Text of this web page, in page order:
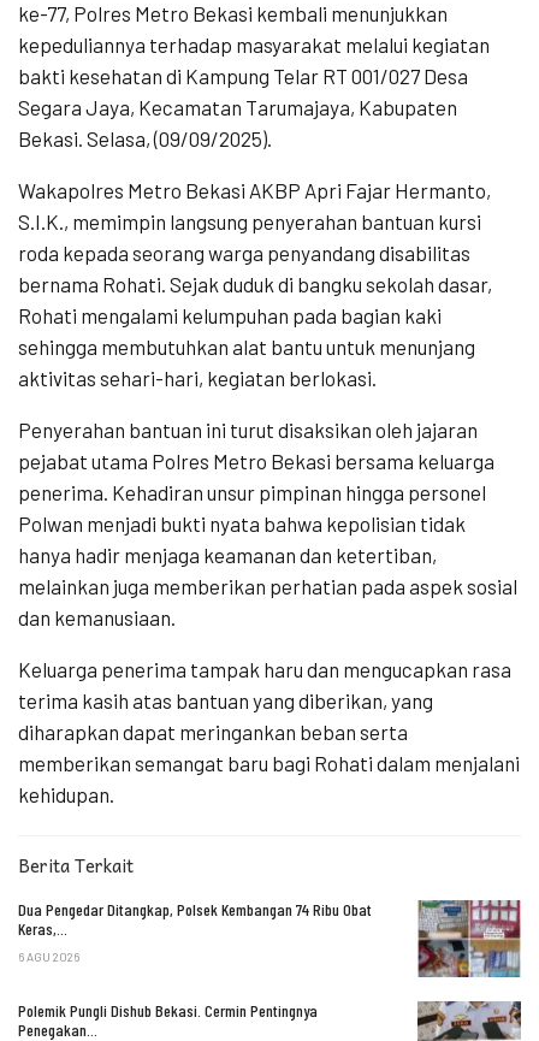
ke-77, Polres Metro Bekasi kembali menunjukkan
kepeduliannya terhadap masyarakat melalui kegiatan
bakti kesehatan di Kampung Telar RT 001/027 Desa
Segara Jaya, Kecamatan Tarumajaya, Kabupaten
Bekasi. Selasa, (09/09/2025).
Wakapolres Metro Bekasi AKBP Apri Fajar Hermanto,
S.I.K., memimpin langsung penyerahan bantuan kursi
roda kepada seorang warga penyandang disabilitas
bernama Rohati. Sejak duduk di bangku sekolah dasar,
Rohati mengalami kelumpuhan pada bagian kaki
sehingga membutuhkan alat bantu untuk menunjang
aktivitas sehari-hari, kegiatan berlokasi.
Penyerahan bantuan ini turut disaksikan oleh jajaran
pejabat utama Polres Metro Bekasi bersama keluarga
penerima. Kehadiran unsur pimpinan hingga personel
Polwan menjadi bukti nyata bahwa kepolisian tidak
hanya hadir menjaga keamanan dan ketertiban,
melainkan juga memberikan perhatian pada aspek sosial
dan kemanusiaan.
Keluarga penerima tampak haru dan mengucapkan rasa
terima kasih atas bantuan yang diberikan, yang
diharapkan dapat meringankan beban serta
memberikan semangat baru bagi Rohati dalam menjalani
kehidupan.
Berita Terkait
Dua Pengedar Ditangkap, Polsek Kembangan 74 Ribu Obat
Keras,…
6 AGU 2026
Polemik Pungli Dishub Bekasi. Cermin Pentingnya
Penegakan…